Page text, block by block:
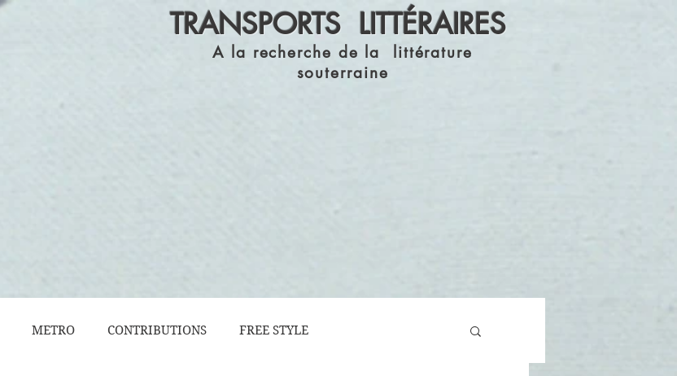
TRANSPORTS LITTÉRAIRES
A la recherche de la littérature
souterraine
METRO CONTRIBUTIONS FREE STYLE